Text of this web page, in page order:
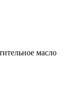
масло